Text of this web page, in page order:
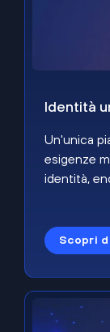
Identità
Un'unica
esigenze
identità,
Scopri